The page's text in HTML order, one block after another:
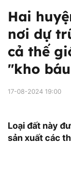
Hai
nơi dự
cả thế
"kho
17-08-2024 19:00
Loại đất này
sản xuất các